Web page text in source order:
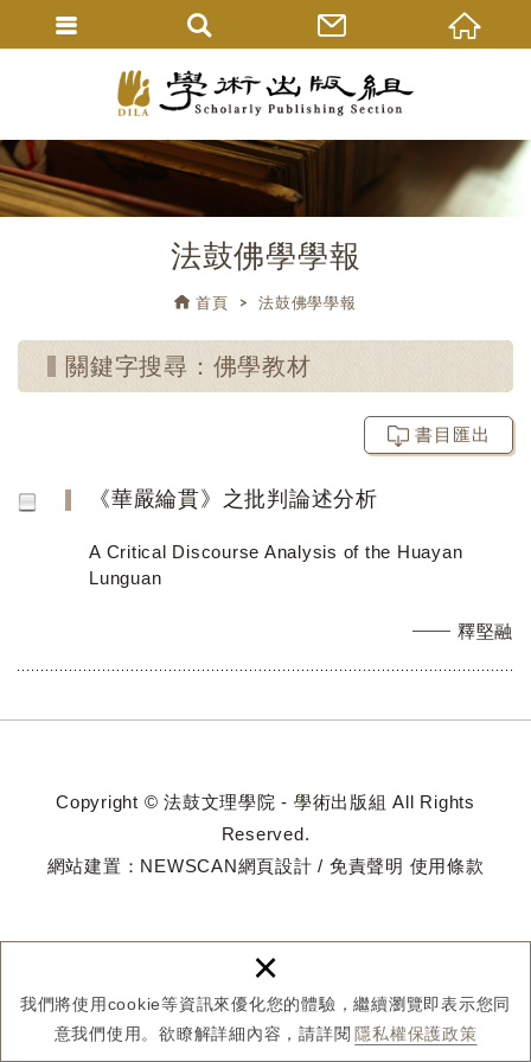
我們將使用cookie等資訊來優化您的體驗，繼續瀏覽即表示您同
意我們使用。欲瞭解詳細內容，請詳閱 隱私權保護政策
×
法鼓佛學學報
首頁 法鼓佛學學報
關鍵字搜尋：佛學教材
書目匯出
《華嚴綸貫》之批判論述分析
A Critical Discourse Analysis of the Huayan
Lunguan
釋堅融
Copyright © 法鼓文理學院 - 學術出版組 All Rights
Reserved.
網站建置： NEWSCAN網頁設計 / 免責聲明 使用條款